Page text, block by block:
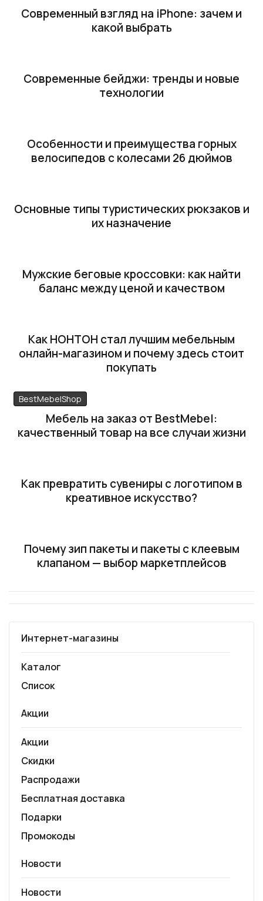
Современный взгляд на iPhone: зачем и
какой выбрать
Современные бейджи: тренды и новые
технологии
Особенности и преимущества горных
велосипедов с колесами 26 дюймов
Основные типы туристических рюкзаков и
их назначение
Мужские беговые кроссовки: как найти
баланс между ценой и качеством
Как НОНТОН стал лучшим мебельным
онлайн-магазином и почему здесь стоит
покупать
BestMebelShop
Мебель на заказ от BestMebel:
качественный товар на все случаи жизни
Как превратить сувениры с логотипом в
креативное искусство?
Почему зип пакеты и пакеты с клеевым
клапаном — выбор маркетплейсов
Интернет-магазины
Каталог
Список
Акции
Акции
Скидки
Распродажи
Бесплатная доставка
Подарки
Промокоды
Новости
Новости